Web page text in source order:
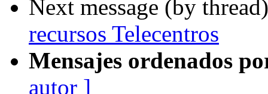
Next message (by
recursos Telecentros
Mensajes ordenados
autor ]